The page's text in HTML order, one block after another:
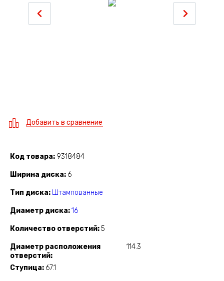
Добавить в сравнение
Код товара 9318484
Ширина диска 6
Тип диска Штампованные
Диаметр диска 16
Количество отверстий 5
Диаметр расположения
отверстий
114.3
Ступица 67.1